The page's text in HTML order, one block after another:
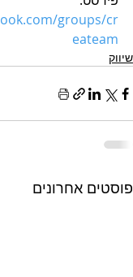
groups/cr
eateam
שיווק
פוסטים אחרונים